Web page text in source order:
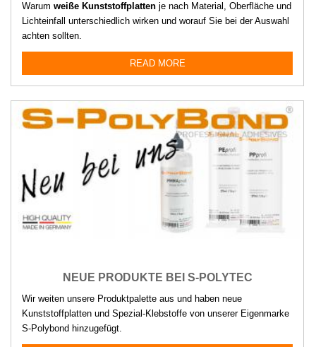
Warum weiße Kunststoffplatten je nach Material, Oberfläche und
Lichteinfall unterschiedlich wirken und worauf Sie bei der Auswahl
achten sollten.
READ MORE
NEUE PRODUKTE BEI S-POLYTEC
Wir weiten unsere Produktpalette aus und haben neue
Kunststoffplatten und Spezial-Klebstoffe von unserer Eigenmarke
S-Polybond hinzugefügt.